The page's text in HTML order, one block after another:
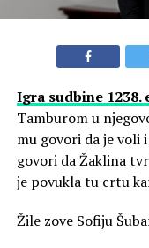
Igra sudbine 1238.
Tamburom u
mu govori da je voli
govori da Žaklina
je povukla tu crtu
Žile zove Sofiju